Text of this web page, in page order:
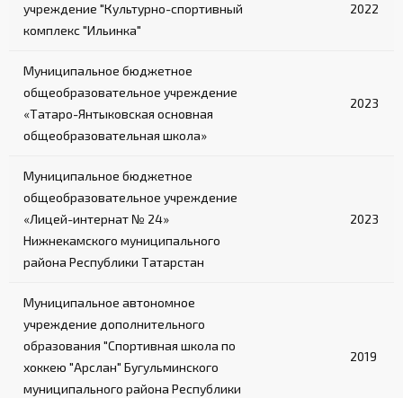
учреждение "Культурно-спортивный
комплекс "Ильинка"
2022
Муниципальное бюджетное
общеобразовательное учреждение
«Татаро-Янтыковская основная
общеобразовательная школа»
2023
Муниципальное бюджетное
общеобразовательное учреждение
«Лицей-интернат № 24»
Нижнекамского муниципального
района Республики Татарстан
2023
Муниципальное автономное
учреждение дополнительного
образования "Спортивная школа по
хоккею "Арслан" Бугульминского
муниципального района Республики
2019